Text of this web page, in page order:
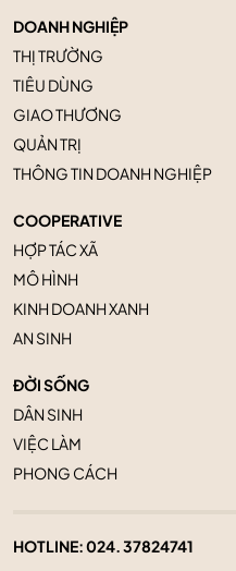
DOANH NGHIỆP
THỊ TRƯỜNG
TIÊU DÙNG
GIAO THƯƠNG
QUẢN TRỊ
THÔNG TIN DOANH NGHIỆP
COOPERATIVE
HỢP TÁC XÃ
MÔ HÌNH
KINH DOANH XANH
AN SINH
ĐỜI SỐNG
DÂN SINH
VIỆC LÀM
PHONG CÁCH
HOTLINE:024. 37824741